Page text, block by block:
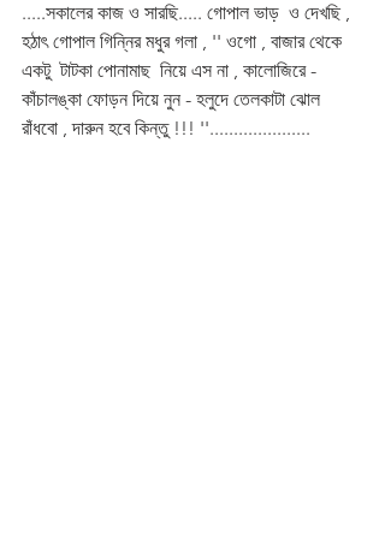
.....সকালের কাজ ও সারছি..... গোপাল ভাড়  ও দেখছি ,
হঠাৎ গোপাল গিন্নির মধুর গলা , '' ওগো , বাজার থেকে
একটু  টাটকা পোনামাছ  নিয়ে এস না , কালোজিরে -
কাঁচালঙ্কা ফোড়ন দিয়ে নুন - হলুদে তেলকাটা ঝোল
রাঁধবো , দারুন হবে কিন্তু !!! ''.....................